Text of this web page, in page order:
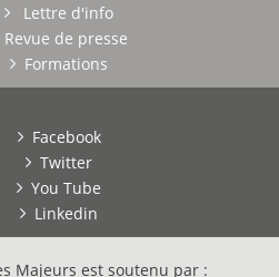
Lettre d'info
Revue de presse
Formations
Facebook
Twitter
You Tube
Linkedin
Majeurs est soutenu par :